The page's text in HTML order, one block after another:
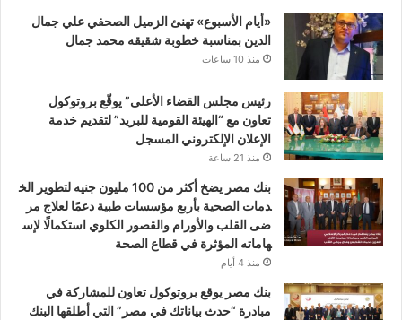
«أيام الأسبوع» تهنئ الزميل الصحفي علي جمال
الدين بمناسبة خطوبة شقيقه محمد جمال
منذ 10 ساعات
رئيس مجلس القضاء الأعلى” يوقّع بروتوكول
تعاون مع “الهيئة القومية للبريد” لتقديم خدمة
الإعلان الإلكتروني المسجل
منذ 21 ساعة
بنك مصر يضخ أكثر من 100 مليون جنيه لتطوير الخ
دمات الصحية بأربع مؤسسات طبية دعمًا لعلاج مر
ضى القلب والأورام والقصور الكلوي استكمالًا لإس
هاماته المؤثرة في قطاع الصحة
منذ 4 أيام
بنك مصر يوقع بروتوكول تعاون للمشاركة في
مبادرة “حدث بياناتك في مصر” التي أطلقها البنك